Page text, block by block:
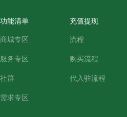
功能清单
商城专区
服务专区
社群
需求专区
充值提现
流程
购买流程
代入驻流程